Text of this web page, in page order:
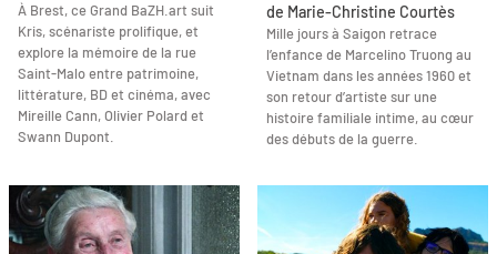
À Brest, ce Grand BaZH.art suit
Kris, scénariste prolifique, et
explore la mémoire de la rue
Saint-Malo entre patrimoine,
littérature, BD et cinéma, avec
Mireille Cann, Olivier Polard et
Swann Dupont.
de Marie-Christine Courtès
Mille jours à Saigon retrace
l’enfance de Marcelino Truong au
Vietnam dans les années 1960 et
son retour d’artiste sur une
histoire familiale intime, au cœur
des débuts de la guerre.